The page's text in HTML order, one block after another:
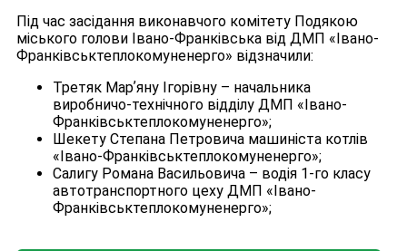
Під час засідання виконавчого комітету Подякою
міського голови Івано-Франківська від ДМП «Івано-
Франківськтеплокомуненерго» відзначили:
Третяк Марʼяну Ігорівну – начальника
виробничо-технічного відділу ДМП «Івано-
Франківськтеплокомуненерго»;
Шекету Степана Петровича машиніста котлів
«Івано-Франківськтеплокомуненерго»;
Салигу Романа Васильовича – водія 1-го класу
автотранспортного цеху ДМП «Івано-
Франківськтеплокомуненерго»;